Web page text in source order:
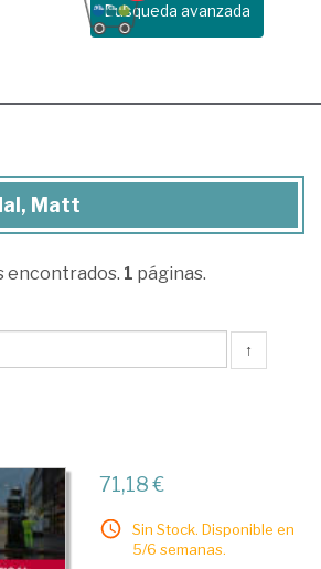
Busqueda avanzada
Matt
encontrados. 1 páginas.
↑
71,18 €
Sin Stock. Disponible en
5/6 semanas.